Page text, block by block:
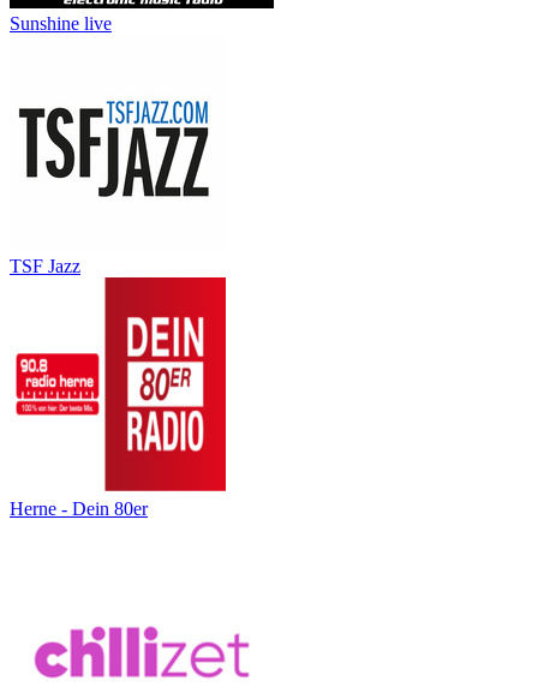
Sunshine live
TSF Jazz
Herne - Dein 80er